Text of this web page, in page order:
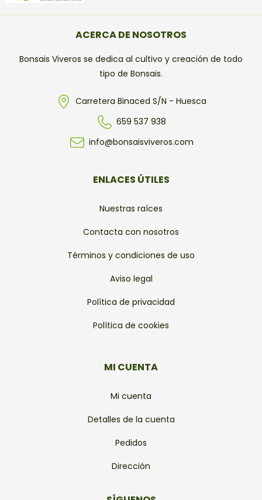
ACERCA DE NOSOTROS
Bonsais Viveros se dedica al cultivo y creación de todo
tipo de Bonsais.
Carretera Binaced S/N - Huesca
659 537 938
info@bonsaisviveros.com
ENLACES ÚTILES
Nuestras raíces
Contacta con nosotros
Términos y condiciones de uso
Aviso legal
Política de privacidad
Política de cookies
MI CUENTA
Mi cuenta
Detalles de la cuenta
Pedidos
Dirección